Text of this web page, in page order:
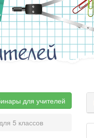
для учителей
5 классов